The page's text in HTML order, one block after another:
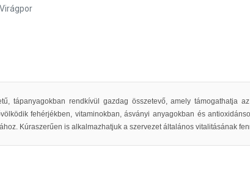
Virágpor
tápanyagokban rendkívül gazdag összetevő, amely támogathatja az
fehérjékben, vitaminokban, ásványi anyagokban és
Kúraszerűen is alkalmazhatjuk a szervezet általános vitalitásának